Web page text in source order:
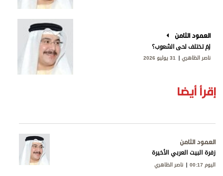
العمود الثامن
لِمَ تختلف لحى الشعوب؟
ناصر الظاهري 31 يوليو 2026
إقرأ أيضا
العمود الثامن
زفرة البيت العربي الأخيرة
اليوم 00:17 ناصر الظاهري